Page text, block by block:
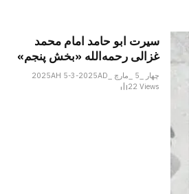
سیرت ابو حامد امام محمد
غزالی رحمه‌الله «بخش پنجم»
چهار _5 _مارچ _2025AH 5-3-2025AD
22Views